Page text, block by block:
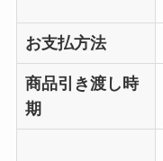
お支払方法
商品引き渡し時
期